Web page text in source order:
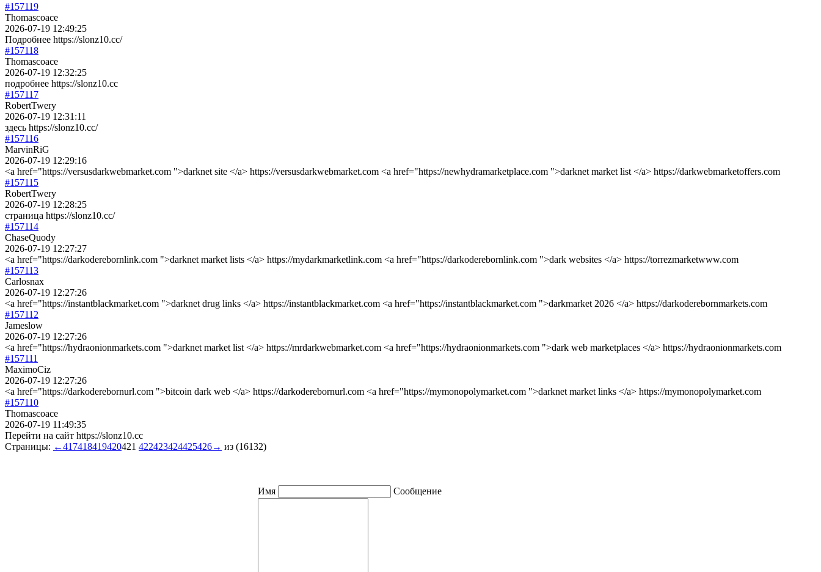
#157119
Thomascoace
2026-07-19 12:49:25
Подробнее https://slonz10.cc/
#157118
Thomascoace
2026-07-19 12:32:25
подробнее https://slonz10.cc
#157117
RobertTwery
2026-07-19 12:31:11
здесь https://slonz10.cc/
#157116
MarvinRiG
2026-07-19 12:29:16
<a href="https://versusdarkwebmarket.com ">darknet site </a> https://versusdarkwebmarket.com <a href="https://newhydramarketplace.com ">darknet market list </a> https://darkwebmarketoffers.com
#157115
RobertTwery
2026-07-19 12:28:25
страница https://slonz10.cc/
#157114
ChaseQuody
2026-07-19 12:27:27
<a href="https://darkoderebornlink.com ">darknet market lists </a> https://mydarkmarketlink.com <a href="https://darkoderebornlink.com ">dark websites </a> https://torrezmarketwww.com
#157113
Carlosnax
2026-07-19 12:27:26
<a href="https://instantblackmarket.com ">darknet drug links </a> https://instantblackmarket.com <a href="https://instantblackmarket.com ">darkmarket 2026 </a> https://darkoderebornmarkets.com
#157112
Jameslow
2026-07-19 12:27:26
<a href="https://hydraonionmarkets.com ">darknet market list </a> https://mrdarkwebmarket.com <a href="https://hydraonionmarkets.com ">dark web marketplaces </a> https://hydraonionmarkets.com
#157111
MaximoCiz
2026-07-19 12:27:26
<a href="https://darkoderebornurl.com ">bitcoin dark web </a> https://darkoderebornurl.com <a href="https://mymonopolymarket.com ">darknet market links </a> https://mymonopolymarket.com
#157110
Thomascoace
2026-07-19 11:49:35
Перейти на сайт https://slonz10.cc
Страницы: ←417418419420421 422423424425426→ из (16132)
Имя Сообщение